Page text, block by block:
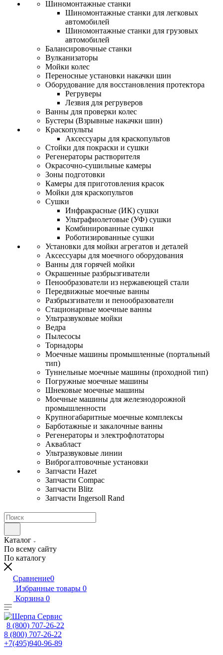
Шиномонтажные станки
Шиномонтажные станки для легковых
автомобилей
Шиномонтажные станки для грузовых
автомобилей
Балансировочные станки
Вулканизаторы
Мойки колес
Переносные установки накачки шин
Оборудование для восстановления протектора
Регруверы
Лезвия для регруверов
Ванны для проверки колес
Бустеры (Взрывные накачки шин)
Краскопульты
Аксессуары для краскопультов
Стойки для покраски и сушки
Регенераторы растворителя
Окрасочно-сушильные камеры
Зоны подготовки
Камеры для приготовления красок
Мойки для краскопультов
Сушки
Инфракрасные (ИК) сушки
Ультрафиолетовые (УФ) сушки
Комбинированные сушки
Роботизированные сушки
Установки для мойки агрегатов и деталей
Аксессуары для моечного оборудования
Ванны для горячей мойки
Окрашенные разбрызгиватели
Пенообразователи из нержавеющей стали
Передвижные моечные ванны
Разбрызгиватели и пенообразователи
Стационарные моечные ванны
Ультразвуковые мойки
Ведра
Пылесосы
Торнадоры
Моечные машины промышленные (портальный
тип)
Туннельные моечные машины (проходной тип)
Погружные моечные машины
Шнековые моечные машины
Моечные машины для железнодорожной
промышленности
Крупногабаритные моечные комплексы
Барботажные и закалочные ванны
Регенераторы и электрофлотаторы
Аквабласт
Ультразвуковые линии
Виброгалтовочные установки
Запчасти Hazet
Запчасти Compac
Запчасти Blitz
Запчасти Ingersoll Rand
Каталог
По всему сайту
По каталогу
Сравнение0
Избранные товары 0
Корзина 0
8 (800) 707-26-22
8 (800) 707-26-22
+7(495)940-96-89